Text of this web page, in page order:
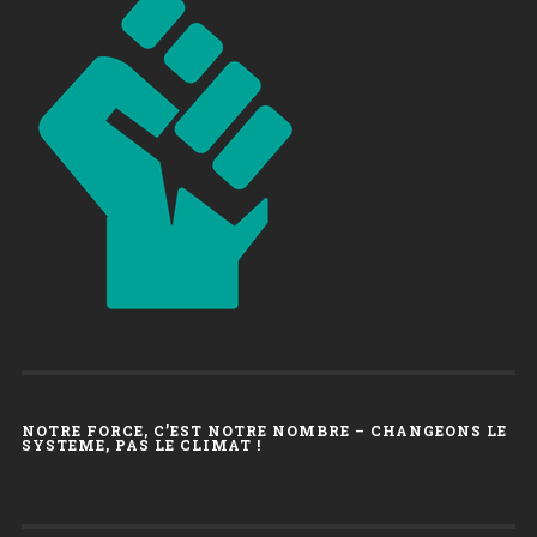
NOTRE FORCE, C’EST NOTRE NOMBRE – CHANGEONS LE
SYSTEME, PAS LE CLIMAT !